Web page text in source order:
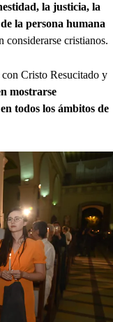
la justicia, la
la persona humana
cristianos.
Cristo Resucitado y
mostrarse
todos los ámbitos de